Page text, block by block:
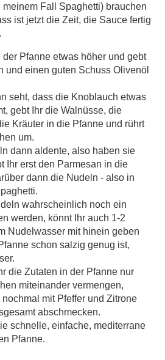
meinem Fall Spaghetti) brauchen
ist jetzt die Zeit, die Sauce fertig
Pfanne etwas höher und gebt
und einen guten Schuss Olivenöl
seht, dass die Knoblauch etwas
gebt Ihr die Walnüsse, die
Kräuter in die Pfanne und rührt
um.
dann aldente, also haben sie
Ihr erst den Parmesan in die
dann die Nudeln - also in
wahrscheinlich noch ein
werden, könnt Ihr auch 1-2
Nudelwasser mit hinein geben
schon salzig genug ist,
die Zutaten in der Pfanne nur
miteinander vermengen,
mit Pfeffer und Zitrone
abschmecken.
schnelle, einfache, mediterrane
Pfanne.